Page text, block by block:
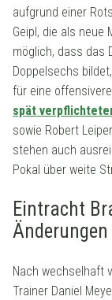
aufgrund einer
Geipl, die als neue
möglich, dass das
Doppelsechs
für eine
spät
sowie Robert
stehen auch
Pokal über weite
Eintracht
Änderungen
Nach wechselhaft
Trainer Daniel